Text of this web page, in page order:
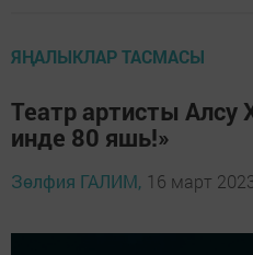
ЯҢАЛЫКЛАР ТАСМАСЫ
Театр артисты Алсу
инде 80 яшь!»
Зөлфия ГАЛИМ, 16 март